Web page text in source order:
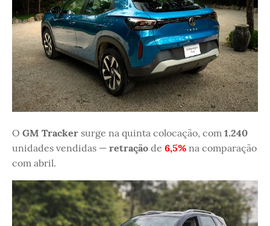
O GM Tracker surge na quinta colocação, com 1.240
unidades vendidas — retração de 6,5% na comparação
com abril.